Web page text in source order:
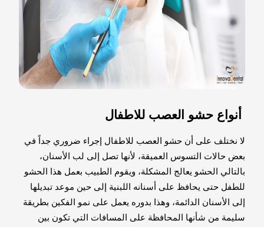
أنواع حشو العصب للاطفال
لا نختلف على أن حشو العصب للاطفال إجراء ضروري جداً في
بعض حالات التسوس العميقة، لأنها تصل إلى لب الأسنان،
بالتالي الحشو يعالج المشكلة، ويقوم الطبيب بعمل هذا الحشو
للطفل حتى يحافظ على أسنانه اللبنية إلى حين موعد تبديلها
إلى الأسنان الدائمة، وهذا بدوره يعمل على نمو الفكين بطريقة
سليمة من شأنها المحافظة على المسافات التي تكون بين